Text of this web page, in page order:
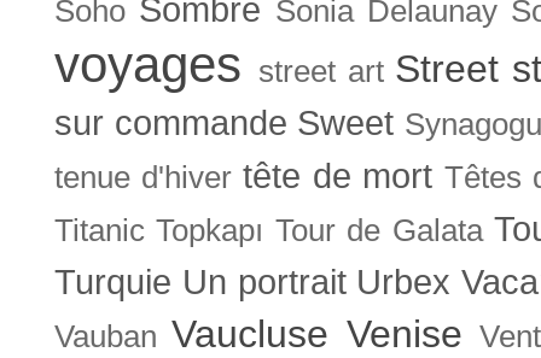
Soho Sombre Sonia Delaunay
voyages street art Street
sur commande Sweet
tenue d'hiver tête de mort Têtes
Titanic Topkapı Tour de Galata
Turquie Un portrait Urbex
Vauban Vaucluse Venise